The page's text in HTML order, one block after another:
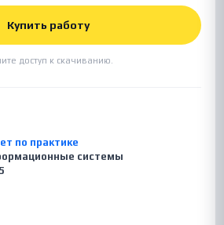
Купить работу
доступ к скачиванию.
по практике
системы